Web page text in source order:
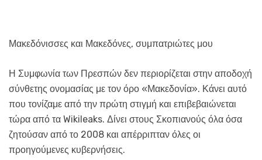
Μακεδόνισσες και Μακεδόνες, συμπατριώτες μου
Η Συμφωνία των Πρεσπών δεν περιορίζεται στην αποδοχή
σύνθετης ονομασίας με τον όρο «Μακεδονία». Κάνει αυτό
που τονίζαμε από την πρώτη στιγμή και επιβεβαιώνεται
τώρα από τα Wikileaks. Δίνει στους Σκοπιανούς όλα όσα
ζητούσαν από το 2008 και απέρριπταν όλες οι
προηγούμενες κυβερνήσεις.